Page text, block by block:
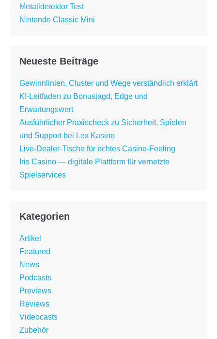
Metalldetektor Test
Nintendo Classic Mini
Neueste Beiträge
Gewinnlinien, Cluster und Wege verständlich erklärt
KI-Leitfaden zu Bonusjagd, Edge und
Erwartungswert
Ausführlicher Praxischeck zu Sicherheit, Spielen
und Support bei Lex Kasino
Live-Dealer-Tische für echtes Casino-Feeling
Iris Casino — digitale Plattform für vernetzte
Spielservices
Kategorien
Artikel
Featured
News
Podcasts
Previews
Reviews
Videocasts
Zubehör